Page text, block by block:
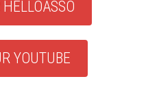
YOUTUBE